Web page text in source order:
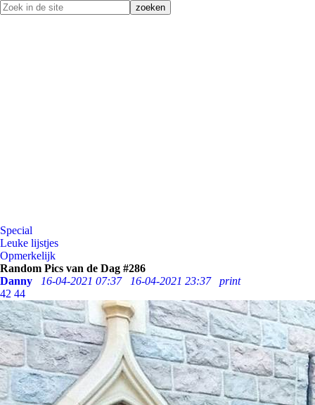
Special
Leuke lijstjes
Opmerkelijk
Random Pics van de Dag #286
Danny
16-04-2021 07:37 16-04-2021 23:37
print
42 44